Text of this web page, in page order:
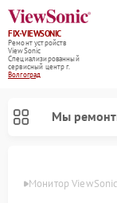
FIX-VIEWSONIC
Ремонт устройств
ViewSonic
Специализированный
cервисный центр г.
Волгоград
Мы
Монитор